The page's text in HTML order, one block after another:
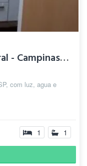
Kitnet Mobiliado no Taquaral - Campinas SP
com luz, agua e
1 1